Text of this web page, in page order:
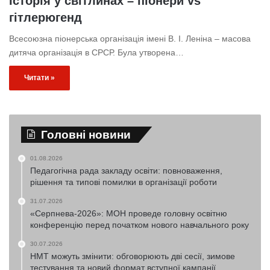
гітлерюгенд
Всесоюзна піонерська організація імені В. І. Леніна – масова
дитяча організація в СРСР. Була утворена…
Читати »
Головні новини
01.08.2026
Педагогічна рада закладу освіти: повноваження,
рішення та типові помилки в організації роботи
31.07.2026
«Серпнева-2026»: МОН проведе головну освітню
конференцію перед початком нового навчального року
30.07.2026
НМТ можуть змінити: обговорюють дві сесії, зимове
тестування та новий формат вступної кампанії